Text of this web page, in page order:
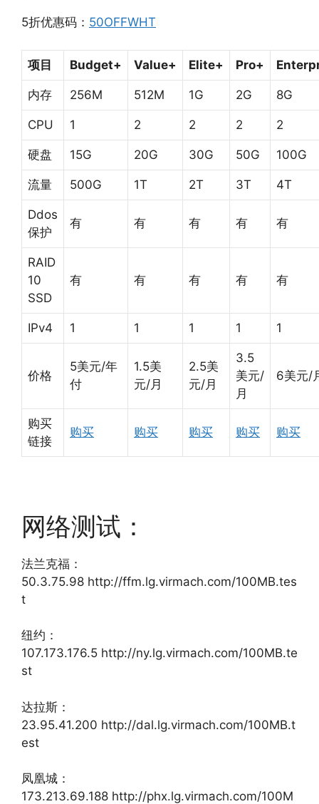
5折优惠码： 50OFFWHT
项目 Budget+ Value+ Elite+ Pro+
内存 256M 512M 1G 2G 8G
CPU 1 2 2 2 2
硬盘 15G 20G 30G 50G 100G
流量 500G 1T 2T 3T 4T
Ddos
保护
有 有 有 有 有
RAID
10
SSD
有 有 有 有 有
IPv4 1 1 1 1 1
价格
5美元/年
付
1.5美
元/月
2.5美
元/月
3.5
美元/
月
6美元/
购买
链接
购买 购买 购买 购买 购买
网络测试：
法兰克福：
50.3.75.98 http://ffm.lg.virmach.com/100MB.tes
t
纽约：
107.173.176.5 http://ny.lg.virmach.com/100MB.te
st
达拉斯：
23.95.41.200 http://dal.lg.virmach.com/100MB.t
est
凤凰城：
173.213.69.188 http://phx.lg.virmach.com/100M